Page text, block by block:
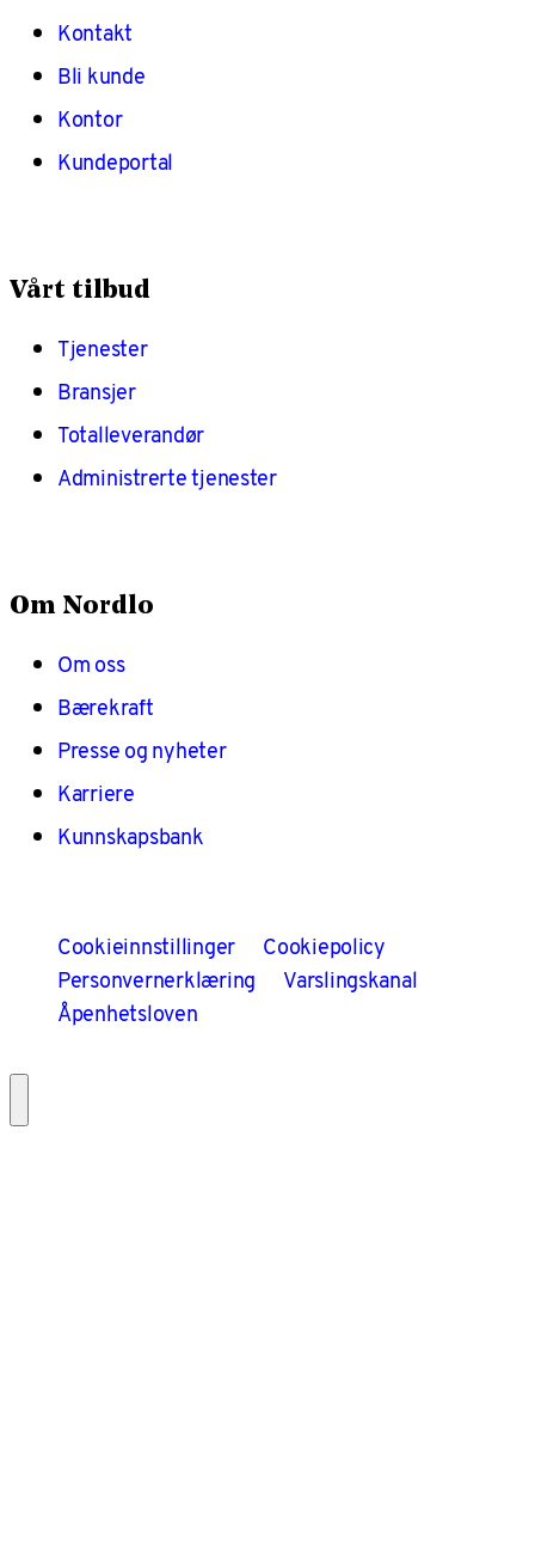
Kontakt
Bli kunde
Kontor
Kundeportal
Vårt tilbud
Tjenester
Bransjer
Totalleverandør
Administrerte tjenester
Om Nordlo
Om oss
Bærekraft
Presse og nyheter
Karriere
Kunnskapsbank
Cookieinnstillinger
Cookiepolicy
Personvernerklæring
Varslingskanal
Åpenhetsloven